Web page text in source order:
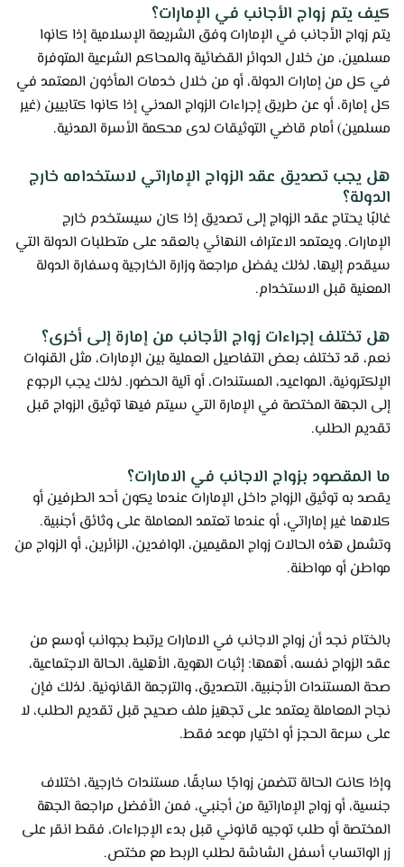
كيف يتم زواج الأجانب في الإمارات؟
يتم زواج الأجانب في الإمارات وفق الشريعة الإسلامية إذا كانوا
مسلمين، من خلال الدوائر القضائية والمحاكم الشرعية المتوفرة
في كل من إمارات الدولة، أو من خلال خدمات المأذون المعتمد في
كل إمارة، أو عن طريق إجراءات الزواج المدني إذا كانوا كتابيين (غير
مسلمين) أمام قاضي التوثيقات لدى محكمة الأسرة المدنية.
هل يجب تصديق عقد الزواج الإماراتي لاستخدامه خارج
الدولة؟
غالبًا يحتاج عقد الزواج إلى تصديق إذا كان سيستخدم خارج
الإمارات. ويعتمد الاعتراف النهائي بالعقد على متطلبات الدولة التي
سيقدم إليها، لذلك يفضل مراجعة وزارة الخارجية وسفارة الدولة
المعنية قبل الاستخدام.
هل تختلف إجراءات زواج الأجانب من إمارة إلى أخرى؟
نعم، قد تختلف بعض التفاصيل العملية بين الإمارات، مثل القنوات
الإلكترونية، المواعيد، المستندات، أو آلية الحضور. لذلك يجب الرجوع
إلى الجهة المختصة في الإمارة التي سيتم فيها توثيق الزواج قبل
تقديم الطلب.
ما المقصود بزواج الاجانب في الامارات؟
يقصد به توثيق الزواج داخل الإمارات عندما يكون أحد الطرفين أو
كلاهما غير إماراتي، أو عندما تعتمد المعاملة على وثائق أجنبية.
وتشمل هذه الحالات زواج المقيمين، الوافدين، الزائرين، أو الزواج من
مواطن أو مواطنة.
بالختام نجد أن زواج الاجانب في الامارات يرتبط بجوانب أوسع من
عقد الزواج نفسه، أهمها: إثبات الهوية، الأهلية، الحالة الاجتماعية،
صحة المستندات الأجنبية، التصديق، والترجمة القانونية. لذلك فإن
نجاح المعاملة يعتمد على تجهيز ملف صحيح قبل تقديم الطلب، لا
على سرعة الحجز أو اختيار موعد فقط.
وإذا كانت الحالة تتضمن زواجًا سابقًا، مستندات خارجية، اختلاف
جنسية، أو زواج الإماراتية من أجنبي، فمن الأفضل مراجعة الجهة
المختصة أو طلب توجيه قانوني قبل بدء الإجراءات، فقط انقر على
زر الواتساب أسفل الشاشة لطلب الربط مع مختص.